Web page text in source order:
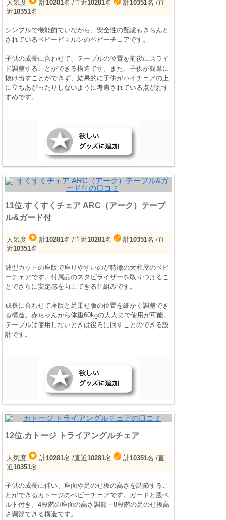
人気度 計10281名 /直近10281名 計10351名 /直
近10351名
シンプルで機能的でいながら、安全性の配慮もきちんと
されているベビービョルンのベビーチェアです。
子供の成長に合わせて、テーブルの位置を前後にスライ
ド調整することができる構造です。また、子供が簡単に
抜け出すことができず、結果的に子供がハイチェアの上
に立ちあがったりしないように考慮されている点がおす
すめです。
11位.すくすくチェア ARC（アーク）テーブ
ル&ガード付
人気度 計10281名 /直近10281名 計10351名 /直
近10351名
波型カットの座版で座りやすいのが特徴の大和屋のベビ
ーチェアです。付属品のスタビライザーを取りつけるこ
とでさらに安定感を向上できる仕組みです。
成長に合わせて座版と足乗せ版の位置を細かく調整でき
る構造。赤ちゃんから体重60kgの大人まで使用が可能。
テーブルは使用しないときは後ろに回すことのできる設
計です。
12位.カトージ トライアングルチェア
人気度 計10281名 /直近10281名 計10351名 /直
近10351名
子供の成長に伴い、座面や足のせ板の高さを調節するこ
とができるカトージのベビーチェアです。ガードと股ベ
ルト付き。4段階の座面の高さ調節＋8段階の足のせ板高
さ調節できる構造です。